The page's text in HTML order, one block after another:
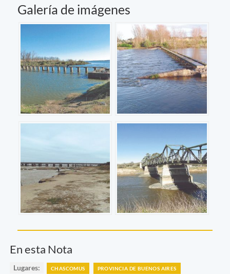
Galería de imágenes
En esta Nota
Lugares: CHASCOMUS PROVINCIA DE BUENOS AIRES